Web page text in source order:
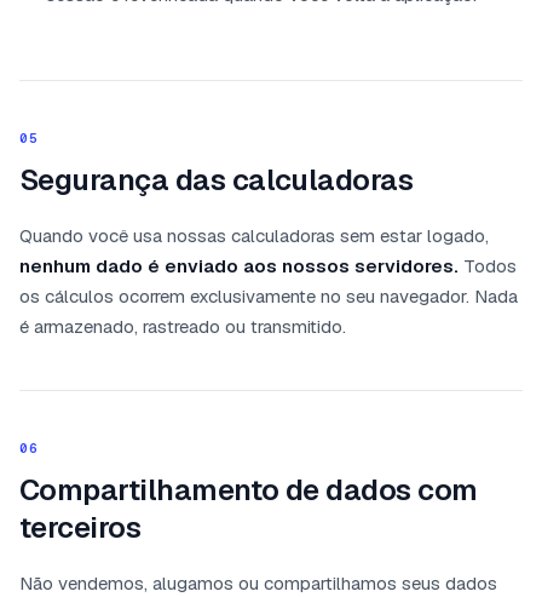
05
Segurança das calculadoras
Quando você usa nossas calculadoras sem estar logado,
nenhum dado é enviado aos nossos servidores. Todos
os cálculos ocorrem exclusivamente no seu navegador. Nada
é armazenado, rastreado ou transmitido.
06
Compartilhamento de dados com
terceiros
Não vendemos, alugamos ou compartilhamos seus dados